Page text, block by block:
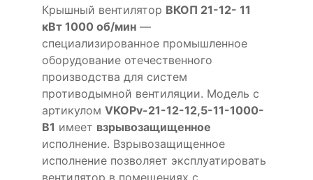
Крышный вентилятор ВКОП 21-12- 11
кВт 1000 об/мин —
специализированное промышленное
оборудование отечественного
производства для систем
противодымной вентиляции. Модель с
артикулом VKOPv-21-12-12,5-11-1000-
B1 имеет взрывозащищенное
исполнение. Взрывозащищенное
исполнение позволяет эксплуатировать
вентилятор в помещениях с